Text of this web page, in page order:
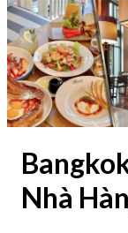
Nhà